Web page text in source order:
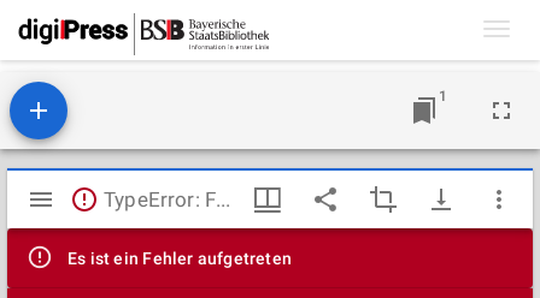
1
Mirador
Viewer
TypeError: Failed to fetch
Es ist ein Fehler aufgetreten